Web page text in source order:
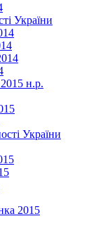
України
н.р.
України
2015